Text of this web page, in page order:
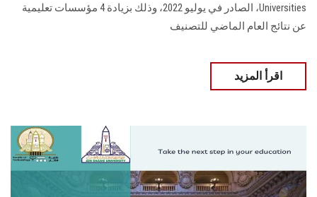
Universities، الصادر في يوليو 2022، وذلك بزيادة 4 مؤسسات تعليمية
عن نتائج العام الماضي للتصنيف
اقرأ المزيد